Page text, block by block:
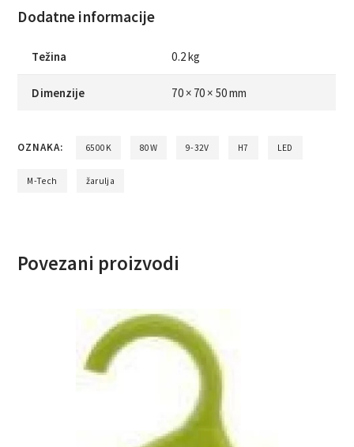
Dodatne informacije
Težina 0.2 kg
Dimenzije 70 × 70 × 50 mm
OZNAKA: 6500K 80W 9-32V H7 LED
M-Tech žarulja
Povezani proizvodi